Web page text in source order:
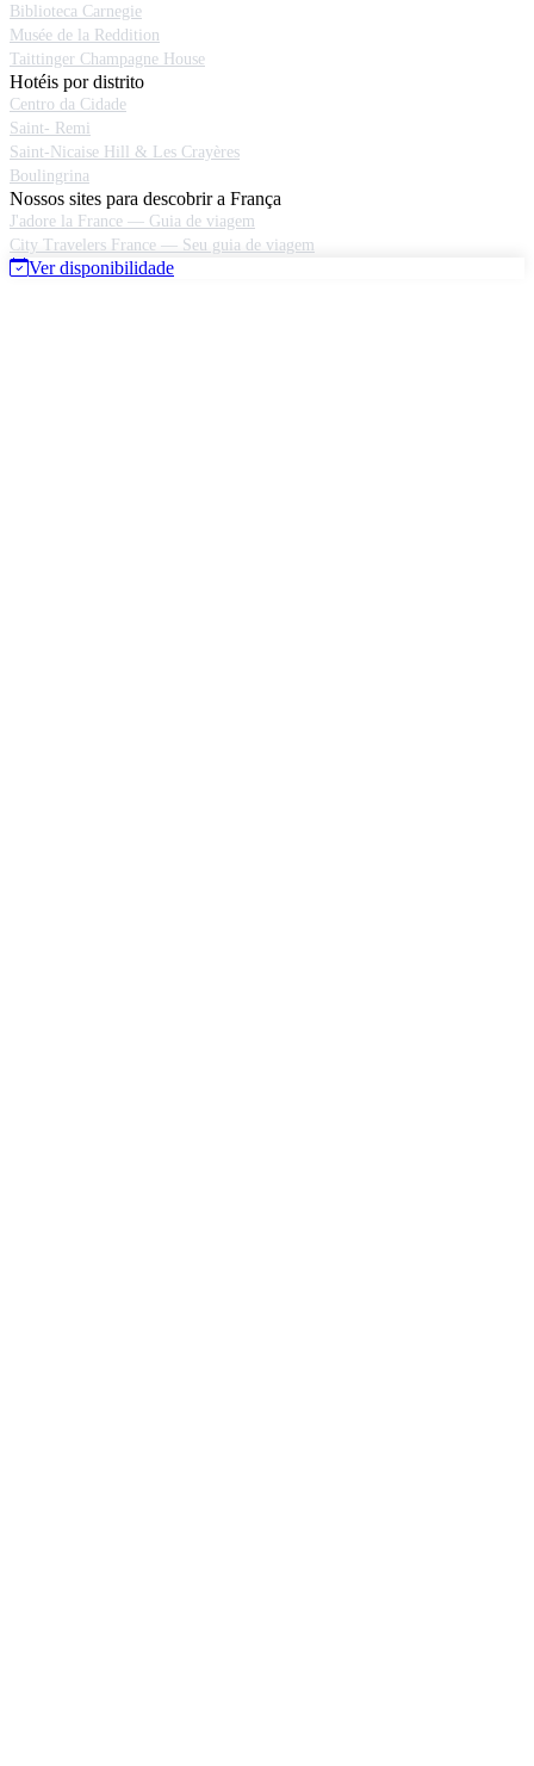
Biblioteca Carnegie
Musée de la Reddition
Taittinger Champagne House
Hotéis por distrito
Centro da Cidade
Saint- Remi
Saint-Nicaise Hill & Les Crayères
Boulingrina
Nossos sites para descobrir a França
J'adore la France — Guia de viagem
City Travelers France — Seu guia de viagem
Ver disponibilidade